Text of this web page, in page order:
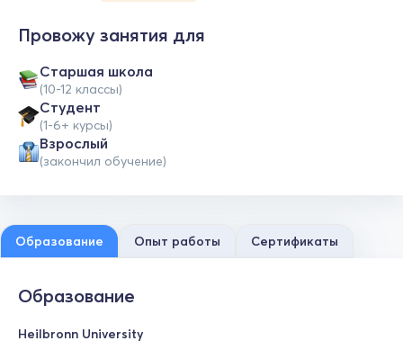
Провожу занятия для
Cтаршая школа
(10-12 классы)
Студент
(1-6+ курсы)
Взрослый
(закончил обучение)
Образование Опыт работы Сертификаты
Образование
Heilbronn University